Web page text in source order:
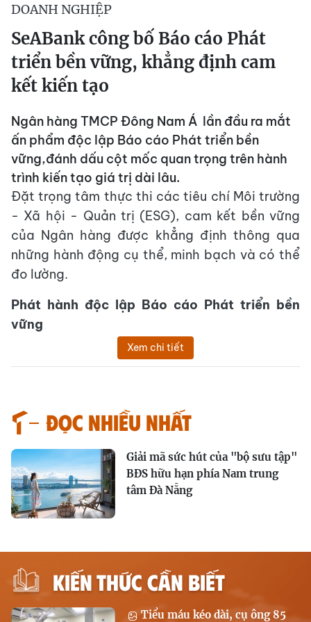
DOANH NGHIỆP
SeABank công bố Báo cáo Phát
triển bền vững, khẳng định cam
kết kiến tạo
Ngân hàng TMCP Đông Nam Á lần đầu ra mắt
ấn phẩm độc lập Báo cáo Phát triển bền
vững,đánh dấu cột mốc quan trọng trên hành
trình kiến tạo giá trị dài lâu.
Đặt trọng tâm thực thi các tiêu chí Môi trường
- Xã hội - Quản trị (ESG), cam kết bền vững
của Ngân hàng được khẳng định thông qua
những hành động cụ thể, minh bạch và có thể
đo lường.
Phát hành độc lập Báo cáo Phát triển bền
vững
Xem chi tiết
Đọc nhiều nhất
Giải mã sức hút của "bộ sưu tập"
BĐS hữu hạn phía Nam trung
tâm Đà Nẵng
KIẾN THỨC CẦN BIẾT
Tiểu máu kéo dài, cụ ông 85